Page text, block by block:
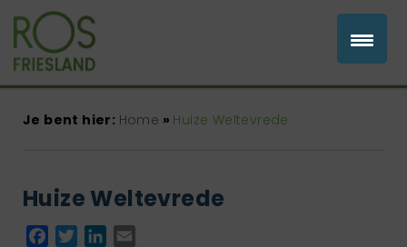
Je bent hier: Home » Huize Weltevrede
Huize Weltevrede
Facebook
TwitterLinkedIn